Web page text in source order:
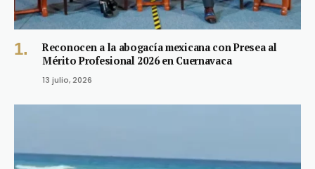
Reconocen a la abogacía mexicana con Presea al
Mérito Profesional 2026 en Cuernavaca
13 julio, 2026